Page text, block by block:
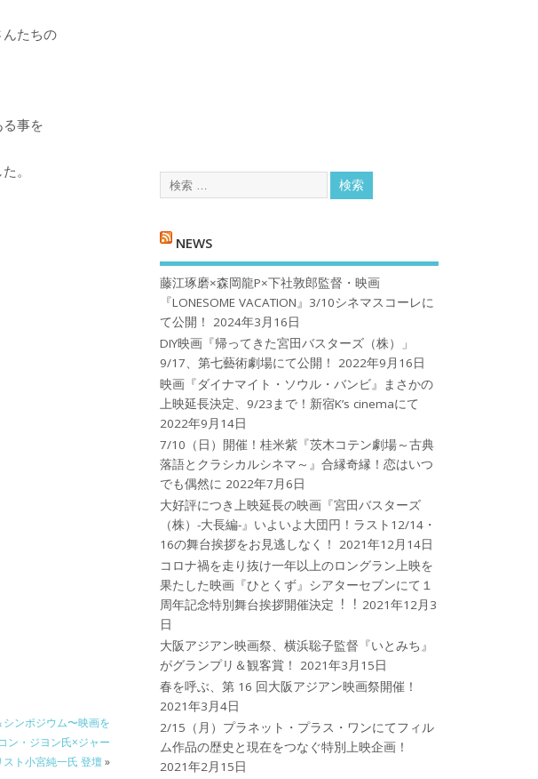
たちの
事を
。
ンポジウム〜映画を
ン・ジヨン氏×ジャー
スト小宮純一氏 登壇 »
NEWS
藤江琢磨×森岡龍P×下社敦郎監督・映画
『LONESOME VACATION』3/10シネマスコーレに
て公開！
2024年3月16日
DIY映画『帰ってきた宮田バスターズ（株）」
9/17、第七藝術劇場にて公開！
2022年9月16日
映画『ダイナマイト・ソウル・バンビ』まさかの
上映延長決定、9/23まで！新宿K’s cinemaにて
2022年9月14日
7/10（日）開催！桂米紫『茨木コテン劇場～古典
落語とクラシカルシネマ～』合縁奇縁！恋はいつ
でも偶然に 2022年7月6日
大好評につき上映延長の映画『宮田バスターズ
（株）-大長編-』いよいよ大団円！ラスト12/14・
16の舞台挨拶をお見逃しなく！
2021年12月14日
コロナ禍を⾛り抜け⼀年以上のロングラン上映を
果たした映画『ひとくず』シアターセブンにて１
周年記念特別舞台挨拶開催決定︕︕ 2021年12月3
日
大阪アジアン映画祭、横浜聡子監督『いとみち』
がグランプリ＆観客賞！
2021年3月15日
春を呼ぶ、第 16 回大阪アジアン映画祭開催！
2021年3月4日
2/15（月）プラネット・プラス・ワンにてフィル
ム作品の歴史と現在をつなぐ特別上映企画！
2021年2月15日